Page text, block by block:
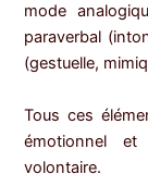
mode
paraverbal
(gestuelle,
Tous ces
émotionnel
volontaire.